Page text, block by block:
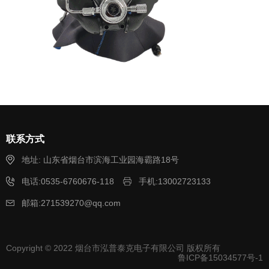
联系方式
地址: 山东省烟台市滨海工业园海霸路18号
电话:0535-6760676-118 手机:13002723133
邮箱:271539270@qq.com
Copyright © 2022 烟台市泓普泰克电子有限公司 版权所有
鲁ICP备15034577号-1